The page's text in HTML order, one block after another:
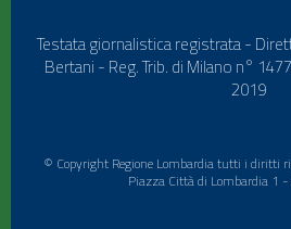
Testata giornalistica registrata -
Bertani - Reg. Trib. di Milano n°
2019
© Copyright Regione Lombardia tutti i diritti
Piazza Città di Lombardia 1